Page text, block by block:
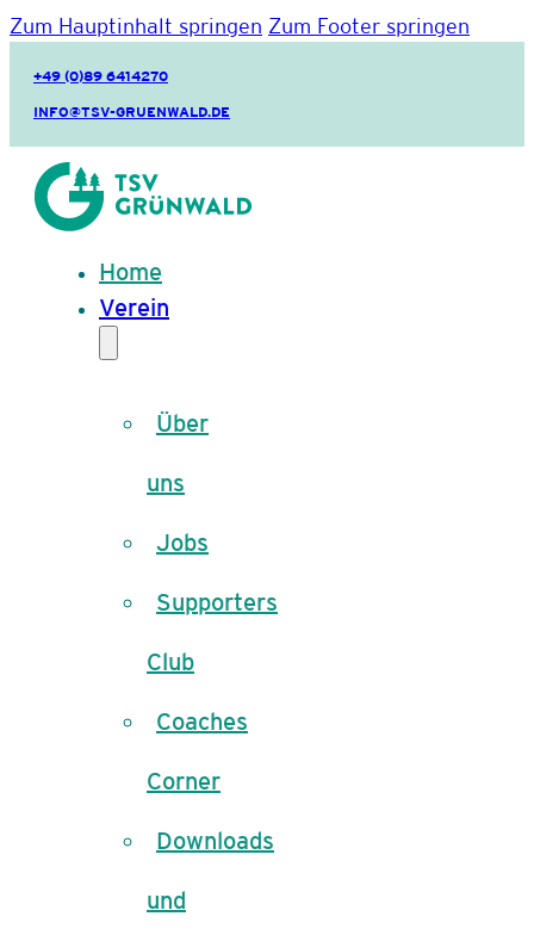
Zum Hauptinhalt springen Zum Footer springen
+49 (0)89 6414270
INFO@TSV-GRUENWALD.DE
Home
Verein
Über
uns
Jobs
Supporters
Club
Coaches
Corner
Downloads
und